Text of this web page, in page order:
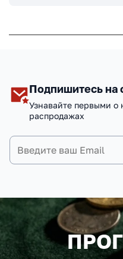
Подпишитесь на
Узнавайте первыми о
распродажах